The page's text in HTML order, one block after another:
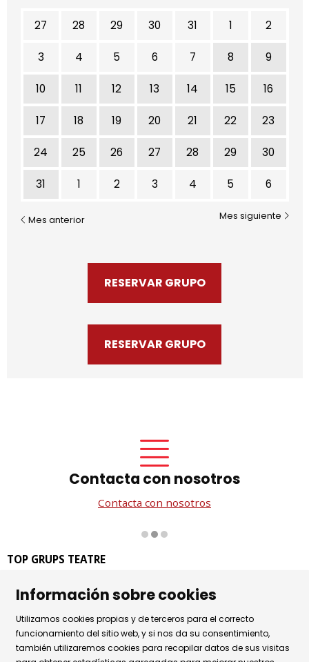
No hay ninguna actividad este mes
27 28 29 30 31 1 2
3 4 5 6 7 8 9
10 11 12 13 14 15 16
17 18 19 20 21 22 23
24 25 26 27 28 29 30
31 1 2 3 4 5 6
Mes anterior Mes siguiente
RESERVAR GRUPO
RESERVAR GRUPO
Contacta con nosotros
Contacta con nosotros
TOP GRUPS TEATRE
08002 Barcelona
Tel. 93 441 39 79
Horario de atención: de lunes a jueves de 9.30h a 17.30h
y viernes de 9.30 a 14.30h.
Información sobre cookies
Utilizamos cookies propias y de terceros para el correcto
funcionamiento del sitio web, y si nos da su consentimiento,
también utilizaremos cookies para recopilar datos de sus visitas